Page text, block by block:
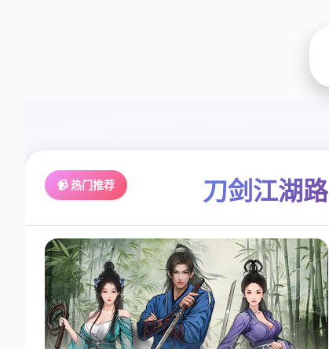
📹 热门推荐 刀剑江湖路